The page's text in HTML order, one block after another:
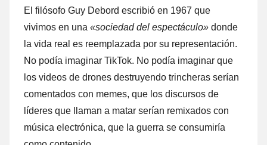
El filósofo Guy Debord escribió en 1967 que
vivimos en una «sociedad del espectáculo» donde
la vida real es reemplazada por su representación.
No podía imaginar TikTok. No podía imaginar que
los videos de drones destruyendo trincheras serían
comentados con memes, que los discursos de
líderes que llaman a matar serían remixados con
música electrónica, que la guerra se consumiría